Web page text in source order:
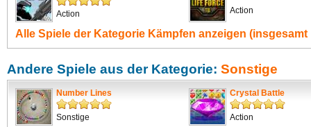
Action Action
Alle Spiele der Kategorie Kämpfen anzeigen (insgesamt
Andere Spiele aus der Kategorie: Sonstige
Number Lines
Sonstige
Crystal Battle
Action